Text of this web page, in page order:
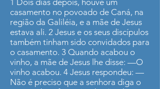
1 Dois dias depois, houve um
casamento no povoado de Caná, na
região da Galiléia, e a mãe de Jesus
estava ali. 2 Jesus e os seus discípulos
também tinham sido convidados para
o casamento. 3 Quando acabou o
vinho, a mãe de Jesus lhe disse: —O
vinho acabou. 4 Jesus respondeu: —
Não é preciso que a senhora diga o